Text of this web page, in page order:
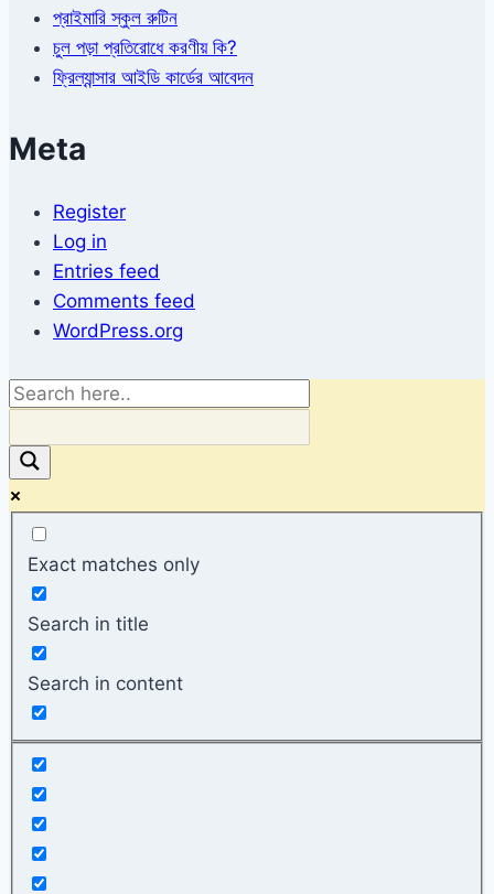
প্রাইমারি স্কুল রুটিন
চুল পড়া প্রতিরোধে করণীয় কি?
ফ্রিল্যান্সার আইডি কার্ডের আবেদন
Meta
Register
Log in
Entries feed
Comments feed
WordPress.org
Exact matches only
Search in title
Search in content